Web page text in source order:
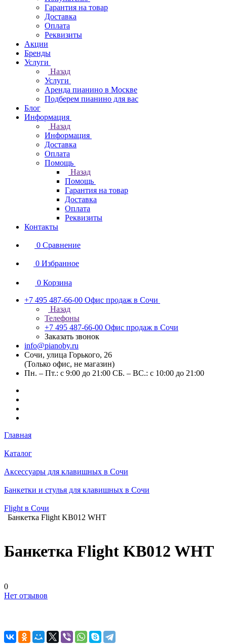
Гарантия на товар
Доставка
Оплата
Реквизиты
Акции
Бренды
Услуги
Назад
Услуги
Аренда пианино в Москве
Подберем пианино для вас
Блог
Информация
Назад
Информация
Доставка
Оплата
Помощь
Назад
Помощь
Гарантия на товар
Доставка
Оплата
Реквизиты
Контакты
0 Сравнение
0 Избранное
0 Корзина
+7 495 487-66-00 Офис продаж в Сочи
Назад
Телефоны
+7 495 487-66-00 Офис продаж в Сочи
Заказать звонок
info@pianoby.ru
Сочи, улица Горького, 26
(Только офис, не магазин)
Пн. – Пт.: с 9:00 до 21:00 СБ. – ВС.: с 10:00 до 21:00
Главная
Каталог
Аксессуары для клавишных в Сочи
Банкетки и стулья для клавишных в Сочи
Flight в Сочи
Банкетка Flight KB012 WHT
Банкетка Flight KB012 WHT
0
Нет отзывов